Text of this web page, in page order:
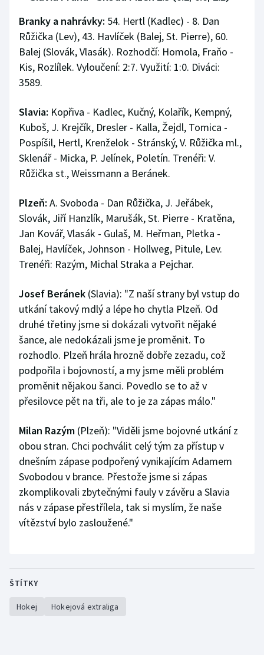
Branky a nahrávky: 54. Hertl (Kadlec) - 8. Dan
Růžička (Lev), 43. Havlíček (Balej, St. Pierre), 60.
Balej (Slovák, Vlasák). Rozhodčí: Homola, Fraňo -
Kis, Rozlílek. Vyloučení: 2:7. Využití: 1:0. Diváci:
3589.
Slavia: Kopřiva - Kadlec, Kučný, Kolařík, Kempný,
Kuboš, J. Krejčík, Dresler - Kalla, Žejdl, Tomica -
Pospíšil, Hertl, Krenželok - Stránský, V. Růžička ml.,
Sklenář - Micka, P. Jelínek, Poletín. Trenéři: V.
Růžička st., Weissmann a Beránek.
Plzeň: A. Svoboda - Dan Růžička, J. Jeřábek,
Slovák, Jiří Hanzlík, Marušák, St. Pierre - Kratěna,
Jan Kovář, Vlasák - Gulaš, M. Heřman, Pletka -
Balej, Havlíček, Johnson - Hollweg, Pitule, Lev.
Trenéři: Razým, Michal Straka a Pejchar.
Josef Beránek (Slavia): "Z naší strany byl vstup do
utkání takový mdlý a lépe ho chytla Plzeň. Od
druhé třetiny jsme si dokázali vytvořit nějaké
šance, ale nedokázali jsme je proměnit. To
rozhodlo. Plzeň hrála hrozně dobře zezadu, což
podpořila i bojovností, a my jsme měli problém
proměnit nějakou šanci. Povedlo se to až v
přesilovce pět na tři, ale to je za zápas málo."
Milan Razým (Plzeň): "Viděli jsme bojovné utkání z
obou stran. Chci pochválit celý tým za přístup v
dnešním zápase podpořený vynikajícím Adamem
Svobodou v brance. Přestože jsme si zápas
zkomplikovali zbytečnými fauly v závěru a Slavia
nás v zápase přestřílela, tak si myslím, že naše
vítězství bylo zasloužené."
ŠTÍTKY
Hokej Hokejová extraliga